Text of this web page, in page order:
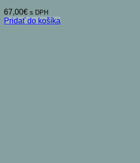
67,00€ s DPH
Pridať do košíka